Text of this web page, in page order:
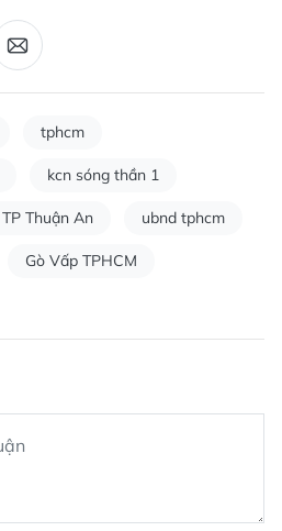
tphcm
kcn sóng thần 1
TP Thuận An ubnd tphcm
Gò Vấp TPHCM